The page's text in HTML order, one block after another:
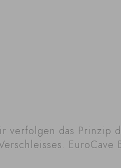
verfolgen das Prinzip